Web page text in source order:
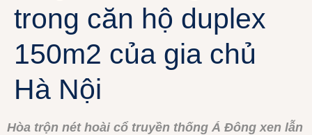
trong căn hộ duplex
150m2 của gia chủ
Hà Nội
Hòa trộn nét hoài cổ truyền thống Á Đông xen lẫn